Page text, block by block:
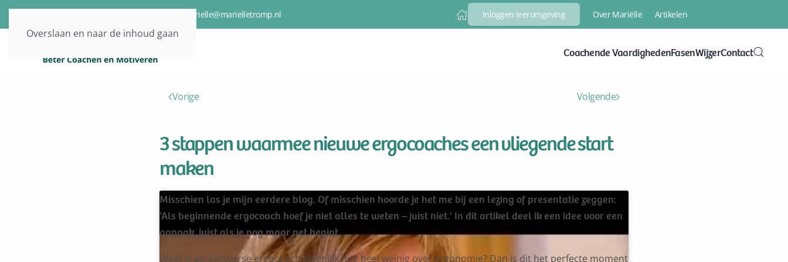
Overslaan en naar de inhoud gaan
marielle@marielletromp.nl Inloggen leeromgeving Over Mariëlle Artikelen
Coachende VaardighedenFasenWijzerContact
Vorige Volgende
3 stappen waarmee nieuwe ergocoaches een vliegende start
maken
Misschien las je mijn eerdere blog. Of misschien hoorde je het me bij een lezing of presentatie zeggen:
‘Als beginnende ergocoach hoef je niet alles te weten – juist niet.’ In dit artikel deel ik een idee voor een
aanpak, juist als je nog maar net begint.
Weet jij als kersverse ergocoach eigenlijk nog heel weinig over ergonomie? Dan is dit het perfecte moment